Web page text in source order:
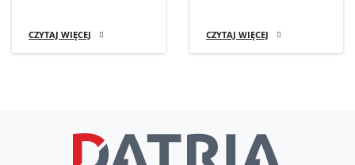
CZYTAJ WIĘCEJ CZYTAJ WIĘCEJ